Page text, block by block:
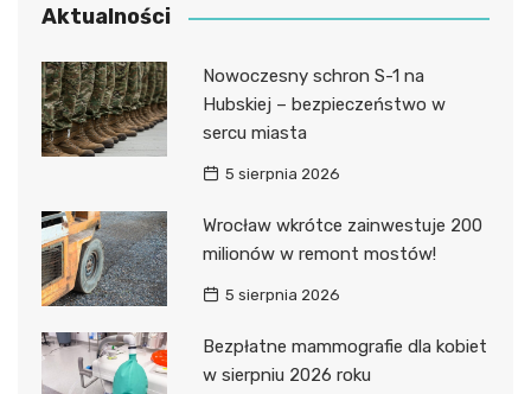
Aktualności
Nowoczesny schron S-1 na
Hubskiej – bezpieczeństwo w
sercu miasta
5 sierpnia 2026
Wrocław wkrótce zainwestuje 200
milionów w remont mostów!
5 sierpnia 2026
Bezpłatne mammografie dla kobiet
w sierpniu 2026 roku